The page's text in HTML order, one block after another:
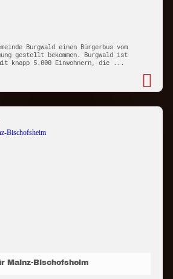
Burgwald einen Bürgerbus vom
gestellt bekommen. Burgwald ist
knapp 5.000 Einwohnern, die ...
Mainz-Bischofsheim